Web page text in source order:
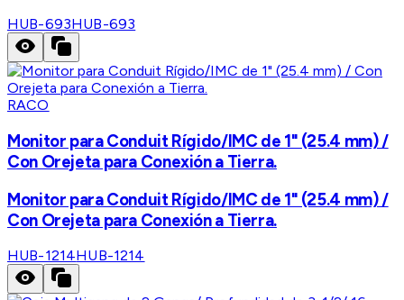
HUB-693HUB-693
RACO
Monitor para Conduit Rígido/IMC de 1" (25.4 mm) /
Con Orejeta para Conexión a Tierra.
Monitor para Conduit Rígido/IMC de 1" (25.4 mm) /
Con Orejeta para Conexión a Tierra.
HUB-1214HUB-1214